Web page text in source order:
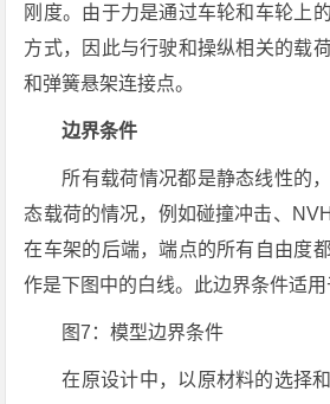
刚度。由于力是通过车轮和车轮上
方式，因此与行驶和操纵相关的载
和弹簧悬架连接点。
边界条件
所有载荷情况都是静态线性的
态载荷的情况，例如碰撞冲击、
在车架的后端，端点的所有自由度
作是下图中的白线。此边界条件适用
图7：模型边界条件
在原设计中，以原材料的选择